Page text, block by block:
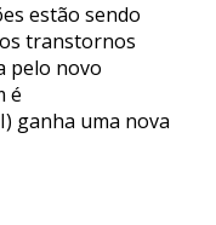
estão sendo
transtornos
pelo novo
é
ganha uma nova